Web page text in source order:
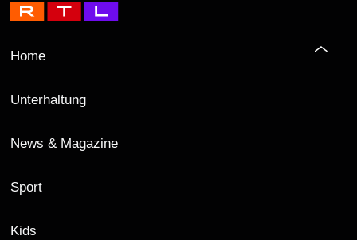
Home
Unterhaltung
News & Magazine
Sport
Kids